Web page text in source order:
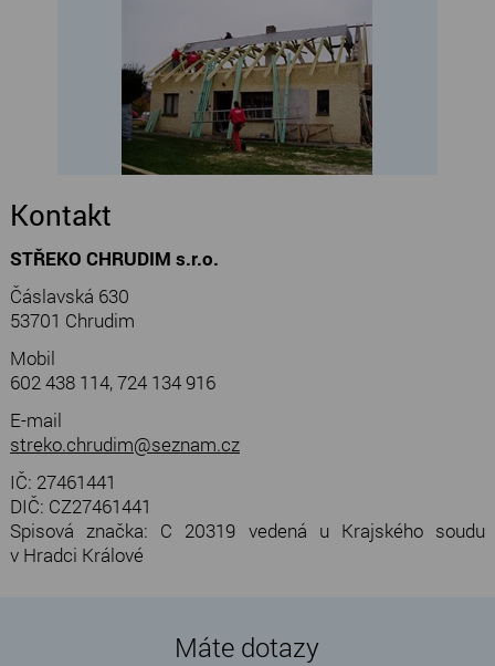
Kontakt
STŘEKO CHRUDIM s.r.o.
Čáslavská 630
53701 Chrudim
Mobil
602 438 114, 724 134 916
E-mail
streko.chrudim@seznam.cz
IČ: 27461441
DIČ: CZ27461441
Spisová značka: C 20319 vedená u Krajského soudu
v Hradci Králové
Máte dotazy